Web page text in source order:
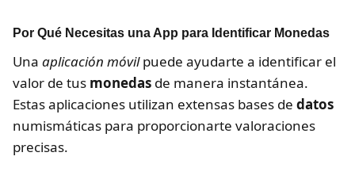
Por Qué Necesitas una App para Identificar Monedas
Una aplicación móvilpuede ayudarte a identificar el
valor de tus monedas de manera instantánea.
Estas aplicaciones utilizan extensas bases de datos
numismáticas para proporcionarte valoraciones
precisas.